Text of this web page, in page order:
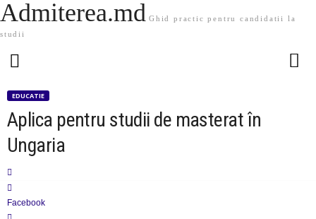
Admiterea.md Ghid practic pentru candidatii la
studii
EDUCATIE
Aplica pentru studii de masterat în
Ungaria
Facebook